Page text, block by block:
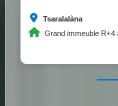
Tsaralalàna
Grand immeuble R+4